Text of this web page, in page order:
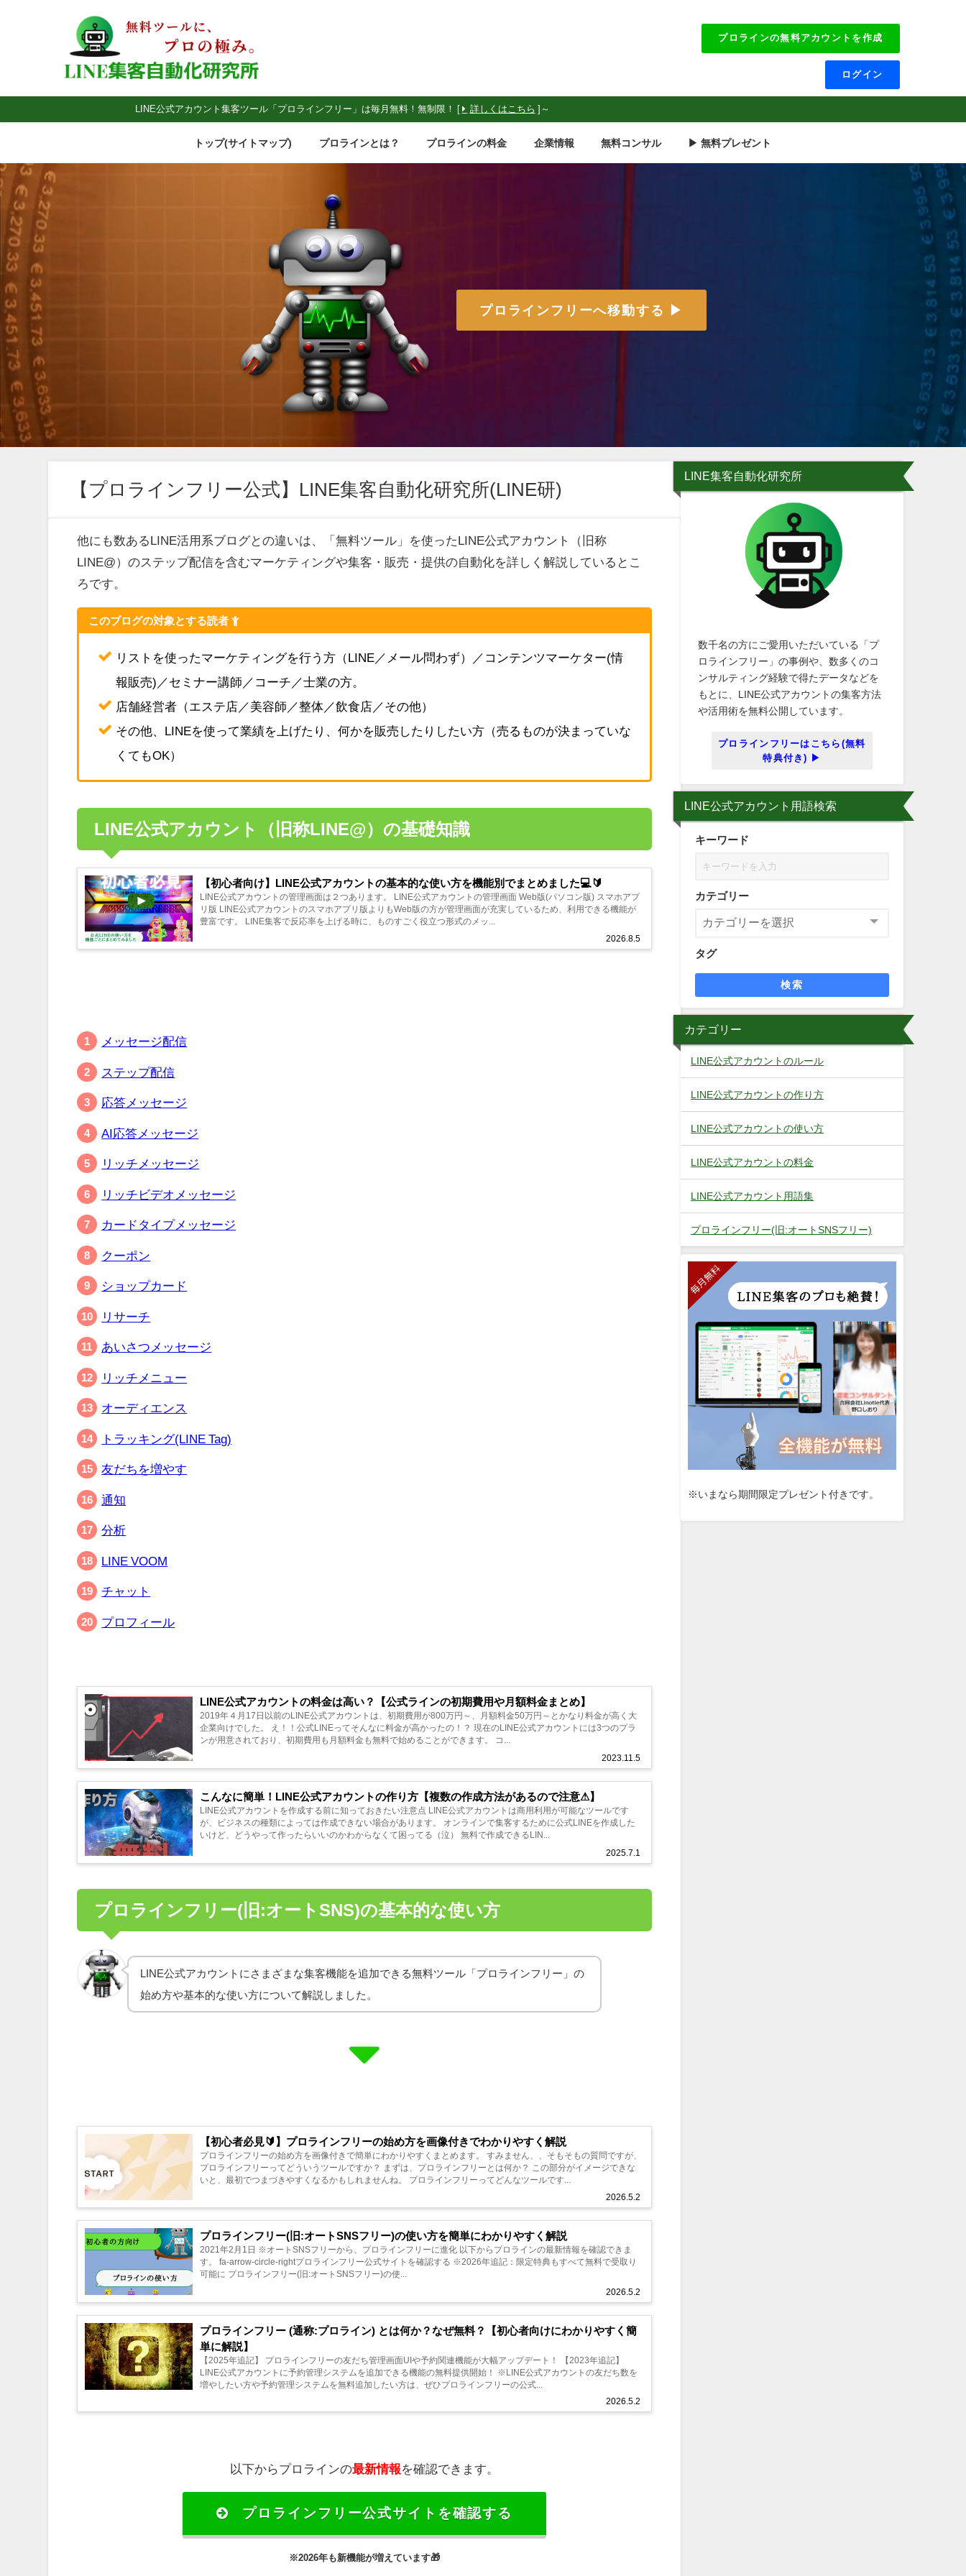
LINE公式アカウント集客ツール「プロラインフリー」は毎月無料！無制限！ [ 詳しくはこちら ]～
プロラインの無料アカウントを作成
ログイン
トップ(サイトマップ) プロラインとは？ プロラインの料金 企業情報 無料コンサル ▶ 無料プレゼント
プロラインフリーへ移動する ▶
【プロラインフリー公式】LINE集客自動化研究所(LINE研)
他にも数あるLINE活用系ブログとの違いは、「無料ツール」を使ったLINE公式アカウント（旧称
LINE@）のステップ配信を含むマーケティングや集客・販売・提供の自動化を詳しく解説しているとこ
ろです。
このブログの対象とする読者
リストを使ったマーケティングを行う方（LINE／メール問わず）／コンテンツマーケター(情
報販売)／セミナー講師／コーチ／士業の方。
店舗経営者（エステ店／美容師／整体／飲食店／その他）
その他、LINEを使って業績を上げたり、何かを販売したりしたい方（売るものが決まっていな
くてもOK）
LINE公式アカウント（旧称LINE@）の基礎知識
【初心者向け】LINE公式アカウントの基本的な使い方を機能別でまとめました💻🔰
2026.8.5
LINE公式アカウントの管理画面は２つあります。 LINE公式アカウントの管理画面 Web版(パソコン版) スマホアプ
リ版 LINE公式アカウントのスマホアプリ版よりもWeb版の方が管理画面が充実しているため、利用できる機能が
豊富です。 LINE集客で反応率を上げる時に、ものすごく役立つ形式のメッ...
メッセージ配信
ステップ配信
応答メッセージ
AI応答メッセージ
リッチメッセージ
リッチビデオメッセージ
カードタイプメッセージ
クーポン
ショップカード
リサーチ
あいさつメッセージ
リッチメニュー
オーディエンス
トラッキング(LINE Tag)
友だちを増やす
通知
分析
LINE VOOM
チャット
プロフィール
LINE公式アカウントの料金は高い？【公式ラインの初期費用や月額料金まとめ】
2023.11.5
2019年４月17日以前のLINE公式アカウントは、初期費用が800万円～、月額料金50万円～とかなり料金が高く大
企業向けでした。 え！！公式LINEってそんなに料金が高かったの！？ 現在のLINE公式アカウントには3つのプラ
ンが用意されており、初期費用も月額料金も無料で始めることができます。 コ...
こんなに簡単！LINE公式アカウントの作り方【複数の作成方法があるので注意⚠】
2025.7.1
LINE公式アカウントを作成する前に知っておきたい注意点 LINE公式アカウントは商用利用が可能なツールです
が、ビジネスの種類によっては作成できない場合があります。 オンラインで集客するために公式LINEを作成した
いけど、どうやって作ったらいいのかわからなくて困ってる（泣） 無料で作成できるLIN...
プロラインフリー(旧:オートSNS)の基本的な使い方
LINE公式アカウントにさまざまな集客機能を追加できる無料ツール「プロラインフリー」の
始め方や基本的な使い方について解説しました。
【初心者必見🔰】プロラインフリーの始め方を画像付きでわかりやすく解説
2026.5.2
プロラインフリーの始め方を画像付きで簡単にわかりやすくまとめます。 すみません、、そもそもの質問ですが、
プロラインフリーってどういうツールですか？ まずは、プロラインフリーとは何か？ この部分がイメージできな
いと、最初でつまづきやすくなるかもしれませんね。 プロラインフリーってどんなツールです...
プロラインフリー(旧:オートSNSフリー)の使い方を簡単にわかりやすく解説
2026.5.2
2021年2月1日 ※オートSNSフリーから、プロラインフリーに進化 以下からプロラインの最新情報を確認できま
す。 fa-arrow-circle-rightプロラインフリー公式サイトを確認する ※2026年追記：限定特典もすべて無料で受取り
可能に プロラインフリー(旧:オートSNSフリー)の使...
プロラインフリー (通称:プロライン) とは何か？なぜ無料？【初心者向けにわかりやすく簡
単に解説】
2026.5.2
【2025年追記】 プロラインフリーの友だち管理画面UIや予約関連機能が大幅アップデート！ 【2023年追記】
LINE公式アカウントに予約管理システムを追加できる機能の無料提供開始！ ※LINE公式アカウントの友だち数を
増やしたい方や予約管理システムを無料追加したい方は、ぜひプロラインフリーの公式...
以下からプロラインの最新情報を確認できます。
プロラインフリー公式サイトを確認する
※2026年も新機能が増えています🎁
LINE集客自動化研究所
数千名の方にご愛用いただいている「プ
ロラインフリー」の事例や、数多くのコ
ンサルティング経験で得たデータなどを
もとに、LINE公式アカウントの集客方法
や活用術を無料公開しています。
プロラインフリーはこちら(無料
特典付き) ▶
LINE公式アカウント用語検索
キーワード
カテゴリー
タグ
検索
カテゴリー
LINE公式アカウントのルール
LINE公式アカウントの作り方
LINE公式アカウントの使い方
LINE公式アカウントの料金
LINE公式アカウント用語集
プロラインフリー(旧:オートSNSフリー)
※いまなら期間限定プレゼント付きです。